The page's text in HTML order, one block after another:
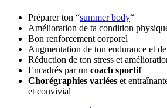
Préparer ton “summer body“
Amélioration de ta condition
Bon renforcement corporel
Augmentation de ton endurance et
Réduction de ton stress et
Encadrés par un coach sportif
Chorégraphies variées et
et convivial